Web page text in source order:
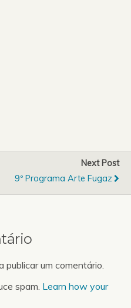
Next Post
9º Programa Arte Fugaz
publicar um comentário.
spam. Learn how your